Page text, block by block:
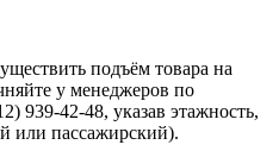
подъём товара на
у менеджеров по
939-42-48, указав этажность,
или пассажирский).